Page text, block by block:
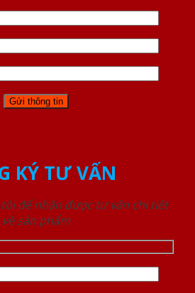
KÝ TƯ VẤN
để nhận được tư vấn chi tiết
về sản phẩm